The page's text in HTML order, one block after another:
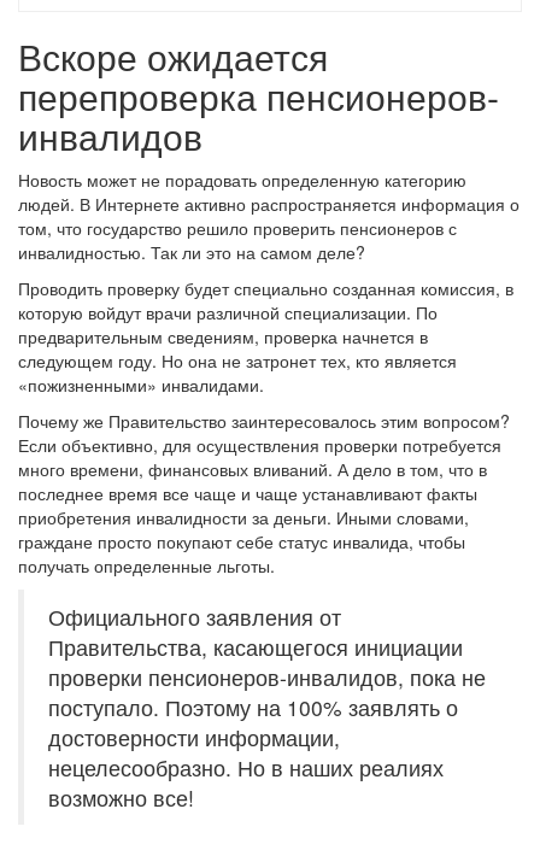
Вскоре ожидается
перепроверка пенсионеров-
инвалидов
Новость может не порадовать определенную категорию
людей. В Интернете активно распространяется информация о
том, что государство решило проверить пенсионеров с
инвалидностью. Так ли это на самом деле?
Проводить проверку будет специально созданная комиссия, в
которую войдут врачи различной специализации. По
предварительным сведениям, проверка начнется в
следующем году. Но она не затронет тех, кто является
«пожизненными» инвалидами.
Почему же Правительство заинтересовалось этим вопросом?
Если объективно, для осуществления проверки потребуется
много времени, финансовых вливаний. А дело в том, что в
последнее время все чаще и чаще устанавливают факты
приобретения инвалидности за деньги. Иными словами,
граждане просто покупают себе статус инвалида, чтобы
получать определенные льготы.
Официального заявления от
Правительства, касающегося инициации
проверки пенсионеров-инвалидов, пока не
поступало. Поэтому на 100% заявлять о
достоверности информации,
нецелесообразно. Но в наших реалиях
возможно все!